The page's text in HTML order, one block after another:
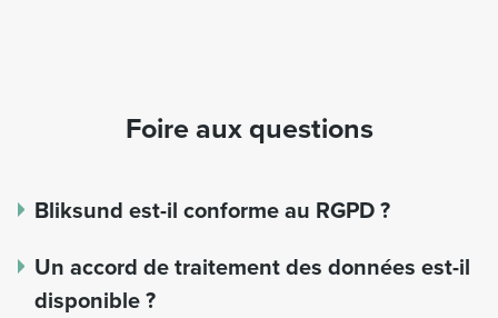
Foire aux questions
Bliksund est-il conforme au RGPD ?
Un accord de traitement des données est-il
disponible ?